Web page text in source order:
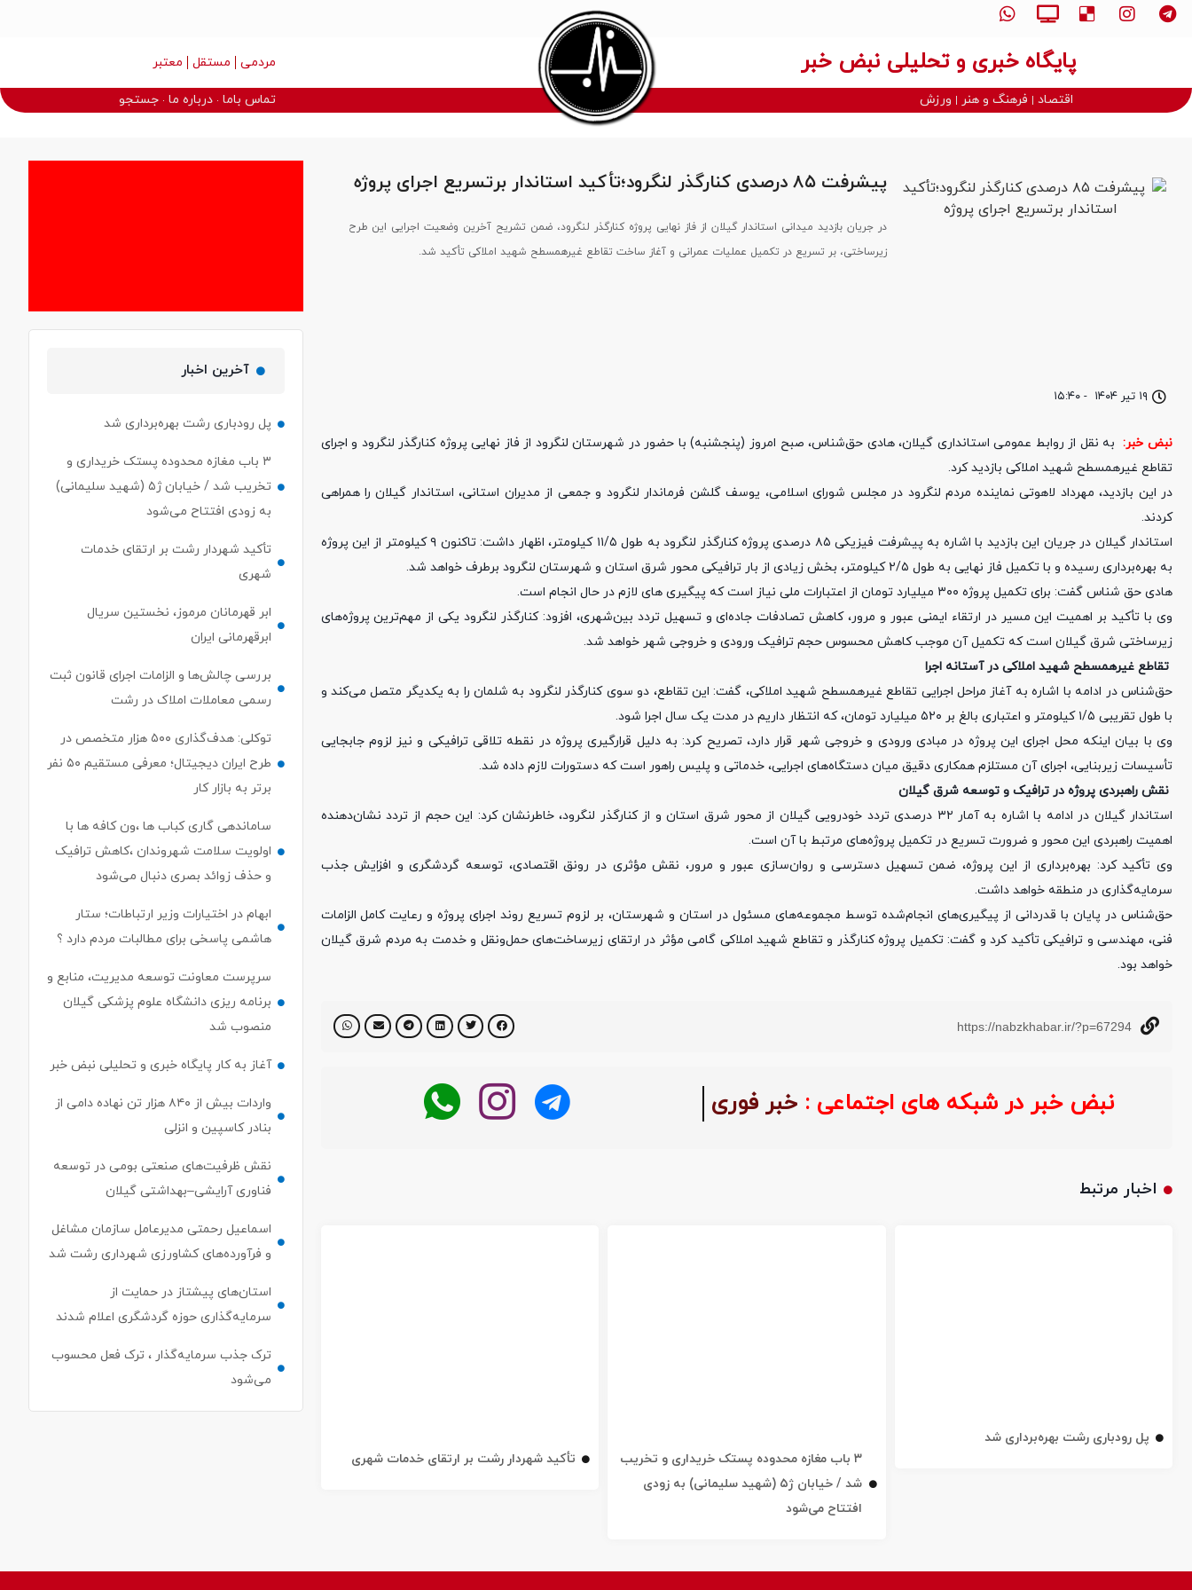
پایگاه خبری و تحلیلی نبض خبر مردمی مستقل معتبر
اقتصاد فرهنگ و هنر ورزش تماس باما درباره ما جستجو
۱۹ تیر ۱۴۰۴ - ۱۵:۴۰
پیشرفت ۸۵ درصدی کنارگذر لنگرود؛تأکید استاندار برتسریع اجرای پروژه
در جریان بازدید میدانی استاندار گیلان از فاز نهایی پروژه کنارگذر لنگرود، ضمن تشریح آخرین وضعیت اجرایی این طرح
زیرساختی، بر تسریع در تکمیل عملیات عمرانی و آغاز ساخت تقاطع غیرهمسطح شهید املاکی تأکید شد.
نبض خبر:به نقل از روابط عمومی استانداری گیلان، هادی حق‌شناس، صبح امروز (پنجشنبه) با حضور در شهرستان لنگرود از فاز نهایی پروژه کنارگذر لنگرود و اجرای
تقاطع غیرهمسطح شهید املاکی بازدید کرد.
در این بازدید، مهرداد لاهوتی نماینده مردم لنگرود در مجلس شورای اسلامی، یوسف گلشن فرماندار لنگرود و جمعی از مدیران استانی، استاندار گیلان را همراهی
کردند.
استاندار گیلان در جریان این بازدید با اشاره به پیشرفت فیزیکی ۸۵ درصدی پروژه کنارگذر لنگرود به طول ۱۱/۵ کیلومتر، اظهار داشت: تاکنون ۹ کیلومتر از این پروژه
به بهره‌برداری رسیده و با تکمیل فاز نهایی به طول ۲/۵ کیلومتر، بخش زیادی از بار ترافیکی محور شرق استان و شهرستان لنگرود برطرف خواهد شد.
هادی حق شناس گفت: برای تکمیل پروژه ۳۰۰ میلیارد تومان از اعتبارات ملی نیاز است که پیگیری های لازم در حال انجام است.
وی با تأکید بر اهمیت این مسیر در ارتقاء ایمنی عبور و مرور، کاهش تصادفات جاده‌ای و تسهیل تردد بین‌شهری، افزود: کنارگذر لنگرود یکی از مهم‌ترین پروژه‌های
زیرساختی شرق گیلان است که تکمیل آن موجب کاهش محسوس حجم ترافیک ورودی و خروجی شهر خواهد شد.
تقاطع غیرهمسطح شهید املاکی در آستانه اجرا
حق‌شناس در ادامه با اشاره به آغاز مراحل اجرایی تقاطع غیرهمسطح شهید املاکی، گفت: این تقاطع، دو سوی کنارگذر لنگرود به شلمان را به یکدیگر متصل می‌کند و
با طول تقریبی ۱/۵ کیلومتر و اعتباری بالغ بر ۵۲۰ میلیارد تومان، که انتظار داریم در مدت یک سال اجرا شود.
وی با بیان اینکه محل اجرای این پروژه در مبادی ورودی و خروجی شهر قرار دارد، تصریح کرد: به دلیل قرارگیری پروژه در نقطه تلاقی ترافیکی و نیز لزوم جابجایی
تأسیسات زیربنایی، اجرای آن مستلزم همکاری دقیق میان دستگاه‌های اجرایی، خدماتی و پلیس راهور است که دستورات لازم داده شد.
نقش راهبردی پروژه در ترافیک و توسعه شرق گیلان
استاندار گیلان در ادامه با اشاره به آمار ۳۲ درصدی تردد خودرویی گیلان از محور شرق استان و از کنارگذر لنگرود، خاطرنشان کرد: این حجم از تردد نشان‌دهنده
اهمیت راهبردی این محور و ضرورت تسریع در تکمیل پروژه‌های مرتبط با آن است.
وی تأکید کرد: بهره‌برداری از این پروژه، ضمن تسهیل دسترسی و روان‌سازی عبور و مرور، نقش مؤثری در رونق اقتصادی، توسعه گردشگری و افزایش جذب
سرمایه‌گذاری در منطقه خواهد داشت.
حق‌شناس در پایان با قدردانی از پیگیری‌های انجام‌شده توسط مجموعه‌های مسئول در استان و شهرستان، بر لزوم تسریع روند اجرای پروژه و رعایت کامل الزامات
فنی، مهندسی و ترافیکی تأکید کرد و گفت: تکمیل پروژه کنارگذر و تقاطع شهید املاکی گامی مؤثر در ارتقای زیرساخت‌های حمل‌ونقل و خدمت به مردم شرق گیلان
خواهد بود.
https://nabzkhabar.ir/?p=67294
نبض خبر در شبکه های اجتماعی : خبر فوری
اخبار مرتبط
پل رودباری رشت بهره‌برداری شد
۳ باب مغازه محدوده پستک خریداری و تخریب
شد / خیابان ژ۵ (شهید سلیمانی) به زودی
افتتاح می‌شود
تأکید شهردار رشت بر ارتقای خدمات شهری
آخرین اخبار
پل رودباری رشت بهره‌برداری شد
۳ باب مغازه محدوده پستک خریداری و
تخریب شد / خیابان ژ۵ (شهید سلیمانی)
به زودی افتتاح می‌شود
تأکید شهردار رشت بر ارتقای خدمات
شهری
ابر قهرمانان مرموز، نخستین سریال
ابرقهرمانی ایران
بررسی چالش‌ها و الزامات اجرای قانون ثبت
رسمی معاملات املاک در رشت
توکلی: هدف‌گذاری ۵۰۰ هزار متخصص در
طرح ایران دیجیتال؛ معرفی مستقیم ۵۰ نفر
برتر به بازار کار
ساماندهی گاری کباب ها ،ون کافه ها با
اولویت سلامت شهروندان ،کاهش ترافیک
و حذف زوائد بصری دنبال می‌شود
ابهام در اختیارات وزیر ارتباطات؛ ستار
هاشمی پاسخی برای مطالبات مردم دارد ؟
سرپرست معاونت توسعه مدیریت، منابع و
برنامه ریزی دانشگاه علوم پزشکی گیلان
منصوب شد
آغاز به کار پایگاه خبری و تحلیلی نبض خبر
واردات بیش از ۸۴۰ هزار تن نهاده دامی از
بنادر كاسپین و انزلی
نقش ظرفیت‌های صنعتی بومی در توسعه
فناوری آرایشی–بهداشتی گیلان
اسماعیل رحمتی مدیرعامل سازمان مشاغل
و فرآورده‌های کشاورزی شهرداری رشت شد
استان‌های پیشتاز در حمایت از
سرمایه‌گذاری حوزه گردشگری اعلام شدند
ترک جذب سرمایه‌گذار ، ترک فعل محسوب
می‌شود